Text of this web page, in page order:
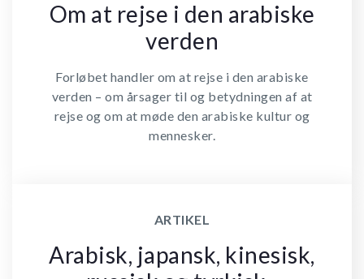
Om at rejse i den arabiske
verden
Forløbet handler om at rejse i den arabiske
verden – om årsager til og betydningen af at
rejse og om at møde den arabiske kultur og
mennesker.
ARTIKEL
Arabisk, japansk, kinesisk,